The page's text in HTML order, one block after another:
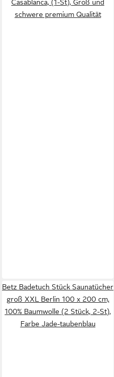
Casablanca, (1-St), Groß und
schwere premium Qualität
Betz Badetuch Stück Saunatücher
groß XXL Berlin 100 x 200 cm,
100% Baumwolle (2 Stück, 2-St),
Farbe Jade-taubenblau